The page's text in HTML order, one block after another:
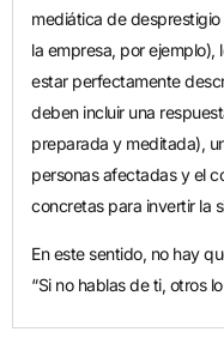
mediática de
la empresa, por
estar perfectamente
deben incluir una
preparada y meditada),
personas afectadas y el
concretas para invertir la
En este sentido, no hay
“Si no hablas de ti, otros